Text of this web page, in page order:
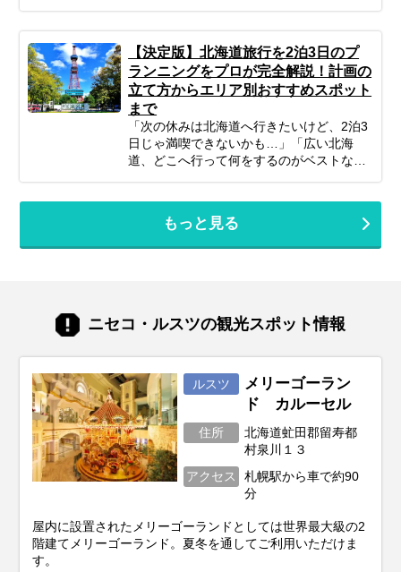
ある風景から、湖畔で過ごす優雅なひとと
くピックアップ。初めての方からリピータ
ーの方まで、あなたの旅のスタイルに合わ
せた「最高の北海道周遊旅」をプランニン
グするための参考にぜひお役立てくださ
い。
計画すれば、子連れ北海道旅行は最高の体
験になります。 この記事では、子連れファ
ミリーが北海道旅行を思いっきり楽しむた
めの、計画の立て方の基本から、子供が絶
対喜ぶおすすめスポット＆アクティビテ
ィ、ホテル選びの秘訣、そしてあると便利
な持ち物や注意点まで、パパママ目線で徹
【決定版】北海道旅行を2泊3日のプ
ランニングをプロが完全解説！計画の
立て方からエリア別おすすめスポット
まで
「次の休みは北海道へ行きたいけど、2泊3
日じゃ満喫できないかも…」「広い北海
道、どこへ行って何をするのがベストな
をたっぷり楽しむことは可能です！この記
事では、忙しいあなたのために、2泊3日の
届けします。あなただけの特別な北海道旅
行を実現するためのヒントを見つけて、最
もっと見る
ニセコ・ルスツの観光スポット情報
ルスツ
メリーゴーラン
ド カルーセル
住所
北海道虻田郡留寿都
村泉川１３
アクセス
札幌駅から車で約90
分
屋内に設置されたメリーゴーランドとしては世界最大級の2
階建てメリーゴーランド。夏冬を通してご利用いただけま
す。